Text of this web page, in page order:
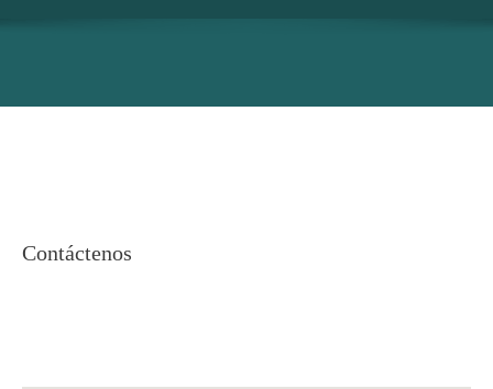
Contáctenos